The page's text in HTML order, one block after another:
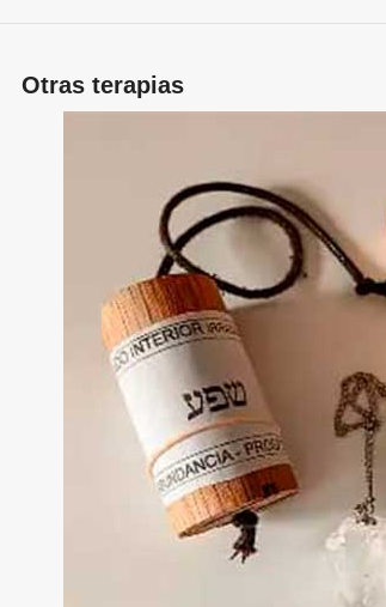
Otras terapias